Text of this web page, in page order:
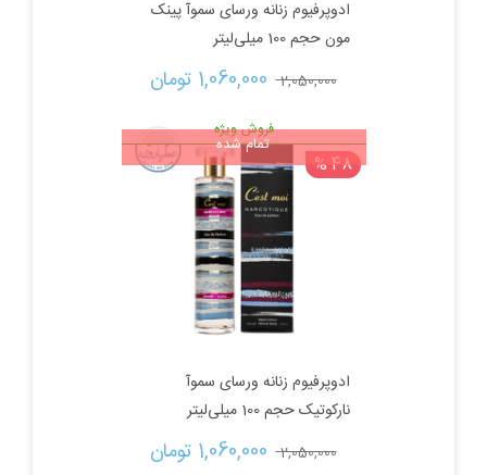
ادوپرفیوم زنانه ورسای سموآ پینک
مون حجم 100 میلی‌لیتر
2,050,000 قیمت
اصلی:
2,050,000 تومان
بود.
1,060,000 تومان
فعلی:
1,060,000 تومان.
فروش ویژه
48 %
تمام شده
ادوپرفیوم زنانه ورسای سموآ
نارکوتیک حجم 100 میلی‌لیتر
2,050,000 قیمت
1,060,000 تومان